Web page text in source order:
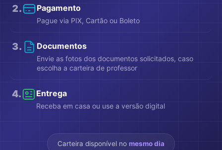
2. Pagamento
Pague via PIX, Cartão ou Boleto
3. Documentos
Envie as fotos dos documentos solicitados, caso
escolha a carteira de professor
4. Entrega
Receba em casa ou use a versão digital
Carteira disponível no mesmo dia